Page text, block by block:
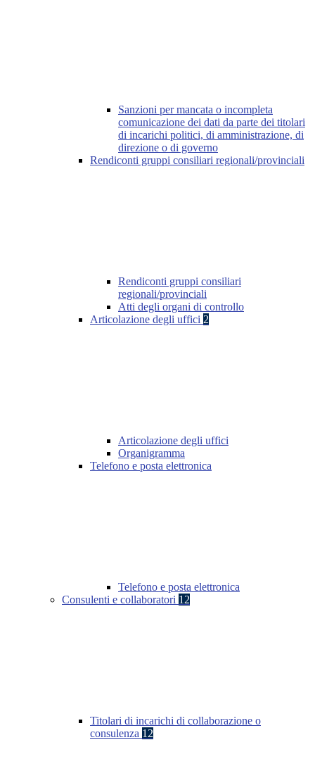
Sanzioni per mancata o incompleta
comunicazione dei dati da parte dei titolari
di incarichi politici, di amministrazione, di
direzione o di governo
Rendiconti gruppi consiliari regionali/provinciali
Rendiconti gruppi consiliari
regionali/provinciali
Atti degli organi di controllo
Articolazione degli uffici 2
Articolazione degli uffici
Organigramma
Telefono e posta elettronica
Telefono e posta elettronica
Consulenti e collaboratori 12
Titolari di incarichi di collaborazione o
consulenza 12